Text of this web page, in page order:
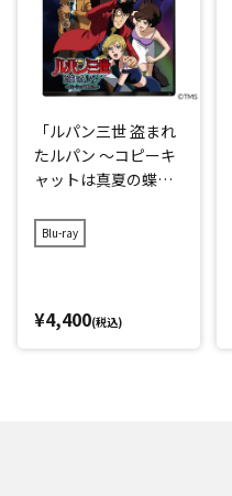
「ルパン三世 盗まれ
たルパン ～コピーキ
ャットは真夏の蝶
Blu-ray
¥4,400(税込)